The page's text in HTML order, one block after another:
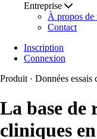
Entreprise
À propos de
Contact
Inscription
Connexion
Produit · Données essais
La base de
cliniques